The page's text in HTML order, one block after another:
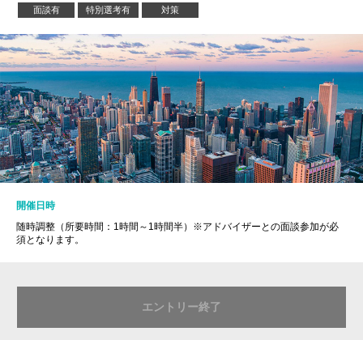
面談有
特別選考有 対策
開催日時
随時調整（所要時間：1時間～1時間半）※アドバイザーとの面談参加が必
須となります。
エントリー終了